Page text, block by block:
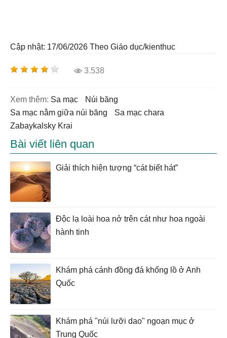
Cập nhật: 17/06/2026 Theo Giáo dục/kienthuc
3.538
Xem thêm: sa mạc
núi băng
sa mạc nằm giữa núi băng
sa mạc chara
Zabaykalsky Krai
Bài viết liên quan
Giải thích hiện tượng “cát biết hát”
Độc lạ loài hoa nở trên cát như hoa ngoài
hành tinh
Khám phá cánh đồng đá khổng lồ ở Anh
Quốc
Khám phá "núi lưỡi dao" ngoạn mục ở
Trung Quốc